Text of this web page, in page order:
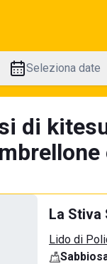
Seleziona date
di
La Stiva
Lido di